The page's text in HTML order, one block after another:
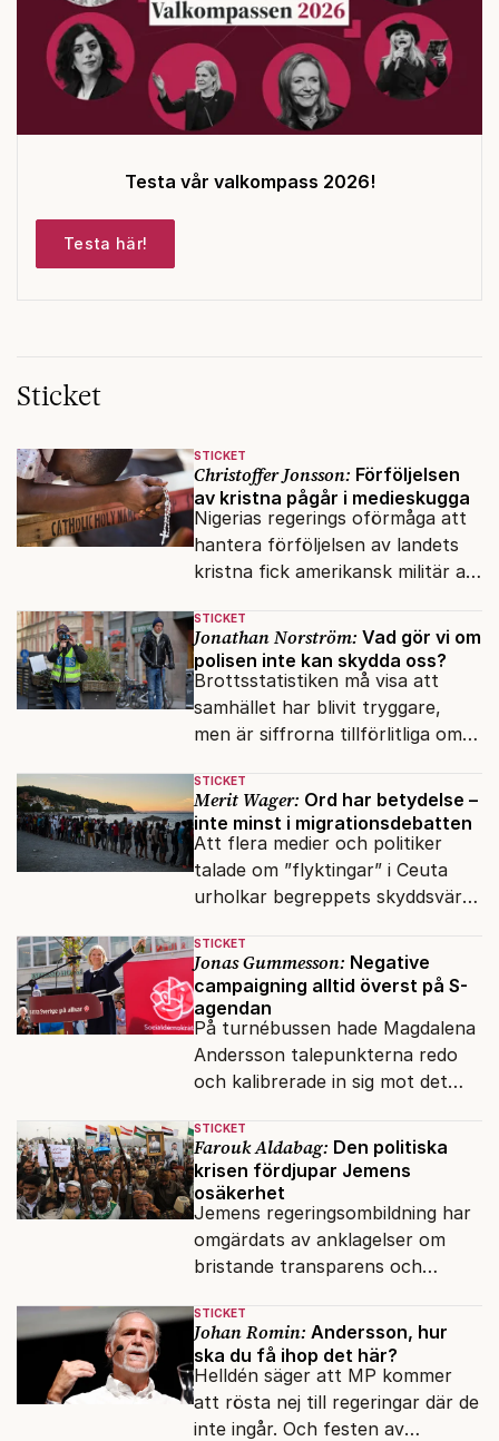
Testa vår valkompass 2026!
Testa här!
Sticket
STICKET
Christoffer Jonsson: Förföljelsen
av kristna pågår i medieskugga
Nigerias regerings oförmåga att
hantera förföljelsen av landets
kristna fick amerikansk militär att
milisen.
STICKET
Jonathan Norström: Vad gör vi om
polisen inte kan skydda oss?
Brottsstatistiken må visa att
samhället har blivit tryggare,
men är siffrorna tillförlitliga om
anmäla brott?
STICKET
Merit Wager: Ord har betydelse –
inte minst i migrationsdebatten
Att flera medier och politiker
talade om ”flyktingar” i Ceuta
urholkar begreppets skyddsvärde
och förföljelse.
STICKET
Jonas Gummesson: Negative
campaigning alltid överst på S-
agendan
På turnébussen hade Magdalena
Andersson talepunkterna redo
och kalibrerade in sig mot det
robot.
STICKET
Farouk Aldabag: Den politiska
krisen fördjupar Jemens
osäkerhet
Jemens regeringsombildning har
omgärdats av anklagelser om
bristande transparens och
internationella biståndsmedel.
STICKET
Johan Romin: Andersson, hur
ska du få ihop det här?
Helldén säger att MP kommer
att rösta nej till regeringar där de
inte ingår. Och festen av